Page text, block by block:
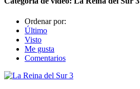
Ordenar por:
Último
Visto
Me gusta
Comentarios